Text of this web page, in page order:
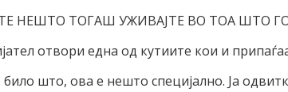
НЕШТО ТОГАШ УЖИВАЈТЕ ВО ТОА ШТО
отвори една од кутиите кои и
што, ова е нешто специјално. Ја